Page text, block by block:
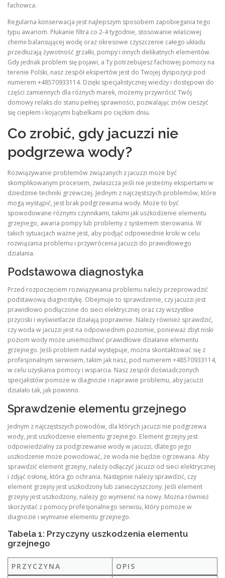
fachowca.
Regularna konserwacja jest najlepszym sposobem zapobiegania tego
typu awariom. Płukanie filtra co 2-4 tygodnie, stosowanie właściwej
chemii balansującej wodę oraz okresowe czyszczenie całego układu
przedłużają żywotność grzałki, pompy i innych delikatnych elementów.
Gdy jednak problem się pojawi, a Ty potrzebujesz fachowej pomocy na
terenie Polski, nasz zespół ekspertów jest do Twojej dyspozycji pod
numerem +48570933114. Dzięki specjalistycznej wiedzy i dostępowi do
części zamiennych dla różnych marek, możemy przywrócić Twój
domowy relaks do stanu pełnej sprawności, pozwalając znów cieszyć
się ciepłem i kojącymi bąbelkami po ciężkim dniu.
Co zrobić, gdy jacuzzi nie
podgrzewa wody?
Rozwiązywanie problemów związanych z jacuzzi może być
skomplikowanym procesem, zwłaszcza jeśli nie jesteśmy ekspertami w
dziedzinie techniki grzewczej. Jednym z najczęstszych problemów, które
mogą wystąpić, jest brak podgrzewania wody. Może to być
spowodowane różnymi czynnikami, takimi jak uszkodzenie elementu
grzejnego, awaria pompy lub problemy z systemem sterowania. W
takich sytuacjach ważne jest, aby podjąć odpowiednie kroki w celu
rozwiązania problemu i przywrócenia jacuzzi do prawidłowego
działania.
Podstawowa diagnostyka
Przed rozpoczęciem rozwiązywania problemu należy przeprowadzić
podstawową diagnostykę. Obejmuje to sprawdzenie, czy jacuzzi jest
prawidłowo podłączone do sieci elektrycznej oraz czy wszystkie
przyciski i wyświetlacze działają poprawnie. Należy również sprawdzić,
czy woda w jacuzzi jest na odpowiednim poziomie, ponieważ zbyt niski
poziom wody może uniemożliwić prawidłowe działanie elementu
grzejnego. Jeśli problem nadal występuje, można skontaktować się z
profesjonalnym serwisem, takim jak nasz, pod numerem +48570933114,
w celu uzyskania pomocy i wsparcia. Nasz zespół doświadczonych
specjalistów pomoże w diagnozie i naprawie problemu, aby jacuzzi
działało tak, jak powinno.
Sprawdzenie elementu grzejnego
Jednym z najczęstszych powodów, dla których jacuzzi nie podgrzewa
wody, jest uszkodzenie elementu grzejnego. Element grzejny jest
odpowiedzialny za podgrzewanie wody w jacuzzi, dlatego jego
uszkodzenie może powodować, że woda nie będzie ogrzewana. Aby
sprawdzić element grzejny, należy odłączyć jacuzzi od sieci elektrycznej
i zdjąć osłonę, która go ochrania. Następnie należy sprawdzić, czy
element grzejny jest uszkodzony lub zanieczyszczony. Jeśli element
grzejny jest uszkodzony, należy go wymienić na nowy. Można również
skorzystać z pomocy profesjonalnego serwisu, który pomoże w
diagnozie i wymianie elementu grzejnego.
Tabela 1: Przyczyny uszkodzenia elementu
grzejnego
PRZYCZYNA OPIS